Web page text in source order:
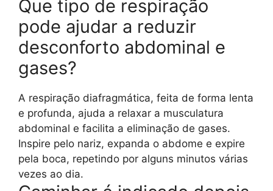
Que tipo de respiração
pode ajudar a reduzir
desconforto abdominal e
gases?
A respiração diafragmática, feita de forma lenta
e profunda, ajuda a relaxar a musculatura
abdominal e facilita a eliminação de gases.
Inspire pelo nariz, expanda o abdome e expire
pela boca, repetindo por alguns minutos várias
vezes ao dia.